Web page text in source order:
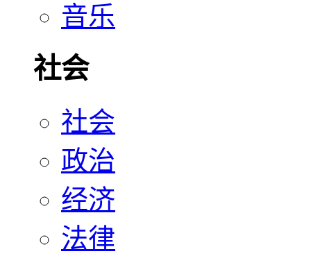
音乐
社会
社会
政治
经济
法律